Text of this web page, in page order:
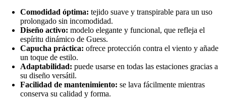
Comodidad óptima: tejido suave y transpirable para un uso
prolongado sin incomodidad.
Diseño activo: modelo elegante y funcional, que refleja el
espíritu dinámico de Guess.
Capucha práctica: ofrece protección contra el viento y añade
un toque de estilo.
Adaptabilidad: puede usarse en todas las estaciones gracias a
su diseño versátil.
Facilidad de mantenimiento: se lava fácilmente mientras
conserva su calidad y forma.